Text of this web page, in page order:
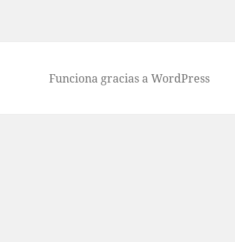
Funciona gracias a WordPress